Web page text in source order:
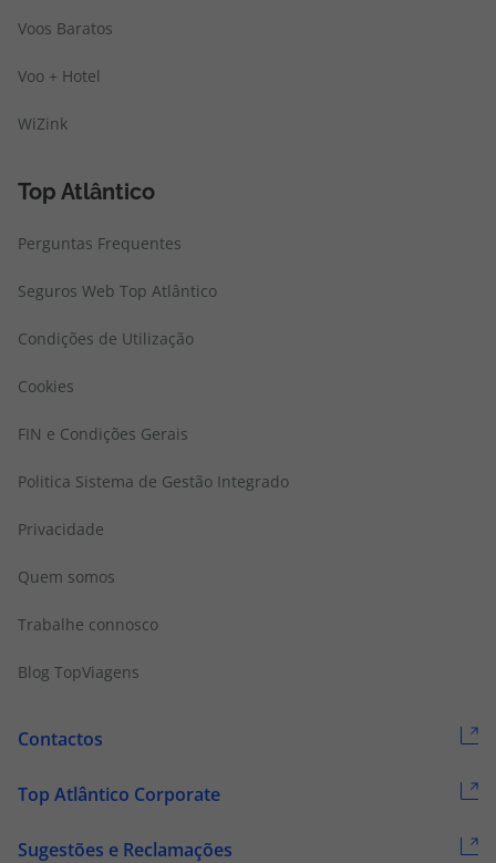
Voos Baratos
Voo + Hotel
WiZink
Top Atlântico
Perguntas Frequentes
Seguros Web Top Atlântico
Condições de Utilização
Cookies
FIN e Condições Gerais
Politica Sistema de Gestão Integrado
Privacidade
Quem somos
Trabalhe connosco
Blog TopViagens
Contactos
Top Atlântico Corporate
Sugestões e Reclamações